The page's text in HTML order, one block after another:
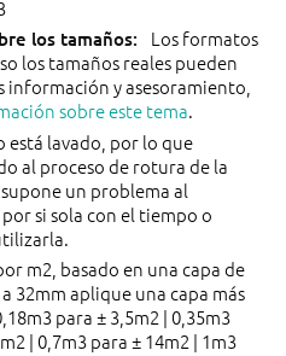
Los formatos
los tamaños reales pueden
información y asesoramiento,
sobre este tema.
está lavado, por lo que
al proceso de rotura de la
un problema al
si sola con el tiempo o
m2, basado en una capa de
32mm aplique una capa más
para ± 3,5m2 | 0,35m3
| 0,7m3 para ± 14m2 | 1m3